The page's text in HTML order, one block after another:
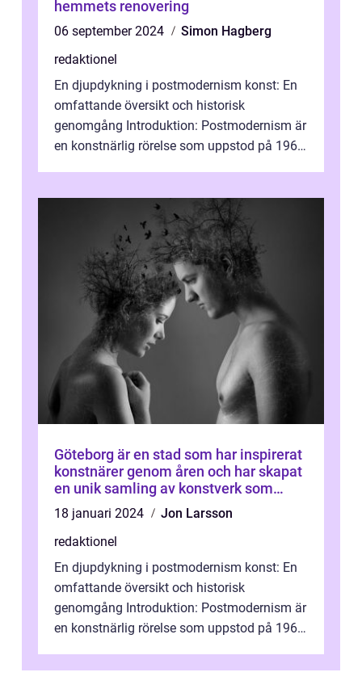
hemmets renovering
06 september 2024
Simon Hagberg
redaktionel
En djupdykning i postmodernism konst: En
omfattande översikt och historisk
genomgång Introduktion: Postmodernism är
en konstnärlig rörelse som uppstod på 1960-
Göteborg är en stad som har inspirerat
konstnärer genom åren och har skapat
en unik samling av konstverk som
representerar staden
18 januari 2024
Jon Larsson
redaktionel
En djupdykning i postmodernism konst: En
omfattande översikt och historisk
genomgång Introduktion: Postmodernism är
en konstnärlig rörelse som uppstod på 1960-